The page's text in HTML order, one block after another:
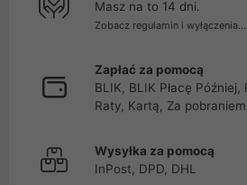
Masz na to 14 dni.
Zobacz regulamin i wyłączenia...
Zapłać za pomocą
BLIK, BLIK Płacę
Raty, Kartą, Za pobraniem
Wysyłka za pomocą
InPost, DPD, DHL